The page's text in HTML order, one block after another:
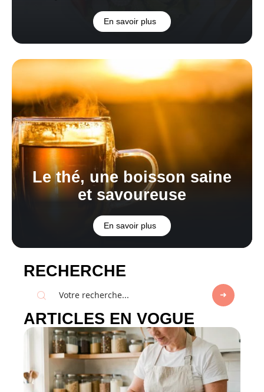
En savoir plus
Le thé, une boisson saine
et savoureuse
En savoir plus
RECHERCHE
ARTICLES EN VOGUE